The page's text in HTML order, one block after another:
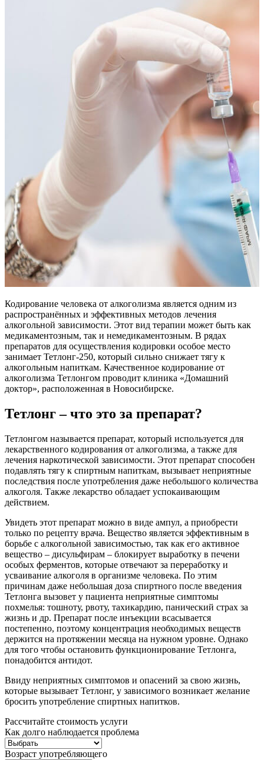
Кодирование человека от алкоголизма является одним из
распространённых и эффективных методов лечения
алкогольной зависимости. Этот вид терапии может быть как
медикаментозным, так и немедикаментозным. В рядах
препаратов для осуществления кодировки особое место
занимает Тетлонг-250, который сильно снижает тягу к
алкогольным напиткам. Качественное кодирование от
алкоголизма Тетлонгом проводит клиника «Домашний
доктор», расположенная в Новосибирске.
Тетлонг – что это за препарат?
Тетлонгом называется препарат, который используется для
лекарственного кодирования от алкоголизма, а также для
лечения наркотической зависимости. Этот препарат способен
подавлять тягу к спиртным напиткам, вызывает неприятные
последствия после употребления даже небольшого количества
алкоголя. Также лекарство обладает успокаивающим
действием.
Увидеть этот препарат можно в виде ампул, а приобрести
только по рецепту врача. Вещество является эффективным в
борьбе с алкогольной зависимостью, так как его активное
вещество – дисульфирам – блокирует выработку в печени
особых ферментов, которые отвечают за переработку и
усваивание алкоголя в организме человека. По этим
причинам даже небольшая доза спиртного после введения
Тетлонга вызовет у пациента неприятные симптомы
похмелья: тошноту, рвоту, тахикардию, панический страх за
жизнь и др. Препарат после инъекции всасывается
постепенно, поэтому концентрация необходимых веществ
держится на протяжении месяца на нужном уровне. Однако
для того чтобы остановить функционирование Тетлонга,
понадобится антидот.
Ввиду неприятных симптомов и опасений за свою жизнь,
которые вызывает Тетлонг, у зависимого возникает желание
бросить употребление спиртных напитков.
Рассчитайте стоимость услуги
Как долго наблюдается проблема
Возраст употребляющего